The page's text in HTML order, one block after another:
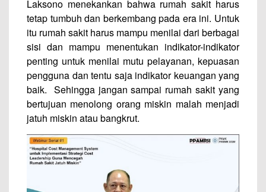
Laksono menekankan bahwa rumah sakit harus
tetap tumbuh dan berkembang pada era ini. Untuk
itu rumah sakit harus mampu menilai dari berbagai
sisi dan mampu menentukan indikator-indikator
penting untuk menilai mutu pelayanan, kepuasan
pengguna dan tentu saja indikator keuangan yang
baik. Sehingga jangan sampai rumah sakit yang
bertujuan menolong orang miskin malah menjadi
jatuh miskin atau bangkrut.